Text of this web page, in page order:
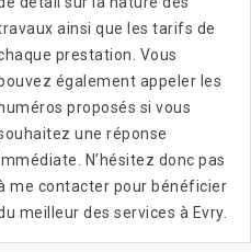
ainsi que les tarifs de
prestation. Vous
également appeler les
proposés si vous
une réponse
N’hésitez donc pas
me contacter pour bénéficier
meilleur des services à Evry.